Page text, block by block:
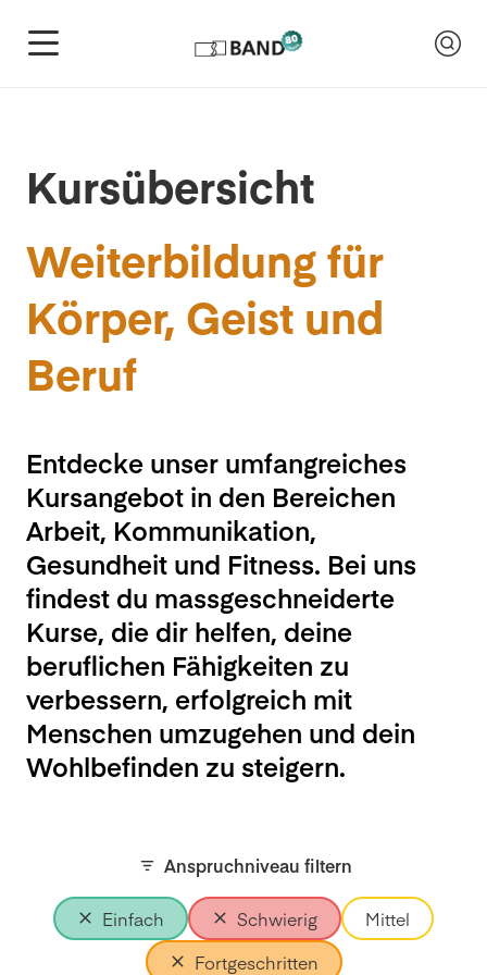
Kursübersicht
Weiterbildung für
Körper, Geist und
Beruf
Entdecke unser umfangreiches
Kursangebot in den Bereichen
Arbeit, Kommunikation,
Gesundheit und Fitness. Bei uns
findest du massgeschneiderte
Kurse, die dir helfen, deine
beruflichen Fähigkeiten zu
verbessern, erfolgreich mit
Menschen umzugehen und dein
Wohlbefinden zu steigern.
Anspruchniveau filtern
Einfach Schwierig
Mittel
Fortgeschritten